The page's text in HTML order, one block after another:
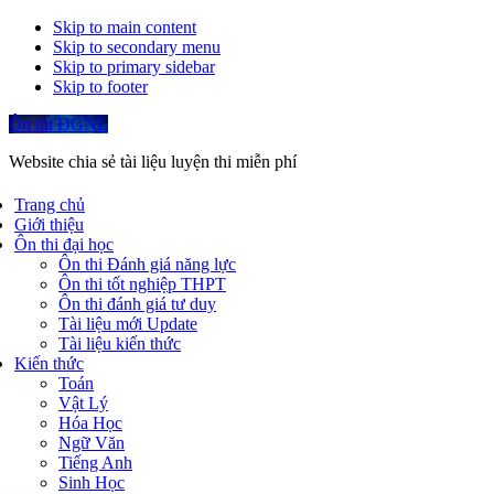
Skip to main content
Skip to secondary menu
Skip to primary sidebar
Skip to footer
Ôn thi ĐGNL
Website chia sẻ tài liệu luyện thi miễn phí
Trang chủ
Giới thiệu
Ôn thi đại học
Ôn thi Đánh giá năng lực
Ôn thi tốt nghiệp THPT
Ôn thi đánh giá tư duy
Tài liệu mới Update
Tài liệu kiến thức
Kiến thức
Toán
Vật Lý
Hóa Học
Ngữ Văn
Tiếng Anh
Sinh Học